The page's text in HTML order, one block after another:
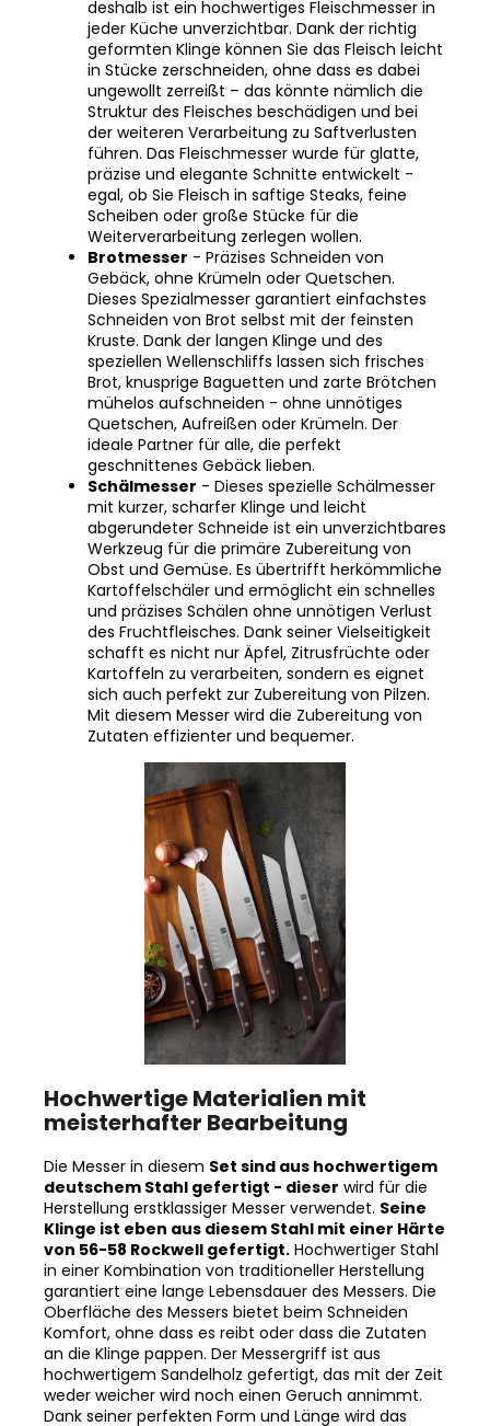
deshalb ist ein hochwertiges Fleischmesser in
jeder Küche unverzichtbar. Dank der richtig
geformten Klinge können Sie das Fleisch leicht
in Stücke zerschneiden, ohne dass es dabei
ungewollt zerreißt – das könnte nämlich die
Struktur des Fleisches beschädigen und bei
der weiteren Verarbeitung zu Saftverlusten
führen. Das Fleischmesser wurde für glatte,
präzise und elegante Schnitte entwickelt -
egal, ob Sie Fleisch in saftige Steaks, feine
Scheiben oder große Stücke für die
Weiterverarbeitung zerlegen wollen.
Brotmesser - Präzises Schneiden von
Gebäck, ohne Krümeln oder Quetschen.
Dieses Spezialmesser garantiert einfachstes
Schneiden von Brot selbst mit der feinsten
Kruste. Dank der langen Klinge und des
speziellen Wellenschliffs lassen sich frisches
Brot, knusprige Baguetten und zarte Brötchen
mühelos aufschneiden - ohne unnötiges
Quetschen, Aufreißen oder Krümeln. Der
ideale Partner für alle, die perfekt
geschnittenes Gebäck lieben.
Schälmesser - Dieses spezielle Schälmesser
mit kurzer, scharfer Klinge und leicht
abgerundeter Schneide ist ein unverzichtbares
Werkzeug für die primäre Zubereitung von
Obst und Gemüse. Es übertrifft herkömmliche
Kartoffelschäler und ermöglicht ein schnelles
und präzises Schälen ohne unnötigen Verlust
des Fruchtfleisches. Dank seiner Vielseitigkeit
schafft es nicht nur Äpfel, Zitrusfrüchte oder
Kartoffeln zu verarbeiten, sondern es eignet
sich auch perfekt zur Zubereitung von Pilzen.
Mit diesem Messer wird die Zubereitung von
Zutaten effizienter und bequemer.
Hochwertige Materialien mit
meisterhafter Bearbeitung
Die Messer in diesem Set sind aus hochwertigem
deutschem Stahl gefertigt - dieser wird für die
Herstellung erstklassiger Messer verwendet. Seine
Klinge ist eben aus diesem Stahl mit einer Härte
von 56-58 Rockwell gefertigt. Hochwertiger Stahl
in einer Kombination von traditioneller Herstellung
garantiert eine lange Lebensdauer des Messers. Die
Oberfläche des Messers bietet beim Schneiden
Komfort, ohne dass es reibt oder dass die Zutaten
an die Klinge pappen. Der Messergriff ist aus
hochwertigem Sandelholz gefertigt, das mit der Zeit
weder weicher wird noch einen Geruch annimmt.
Dank seiner perfekten Form und Länge wird das